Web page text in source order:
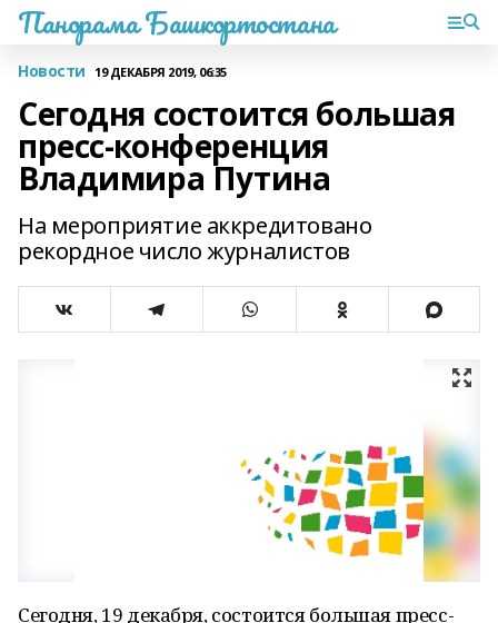
Панорама Башкортостана
Новости 19 ДЕКАБРЯ 2019, 06:35
Сегодня состоится большая
пресс-конференция
Владимира Путина
На мероприятие аккредитовано
рекордное число журналистов
Сегодня, 19 декабря, состоится большая пресс-